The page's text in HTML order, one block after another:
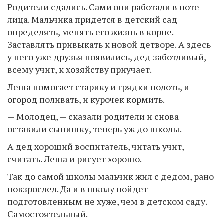
Родители сдались. Сами они работали в поте
лица. Мальчика придется в детский сад
определять, менять его жизнь в корне.
Заставлять привыкать к новой детворе. А здесь
у него уже друзья появились, дед заботливый,
всему учит, к хозяйству приучает.
Леша помогает старику и грядки полоть, и
огород поливать, и курочек кормить.
— Молодец, — сказали родители и снова
оставили сынишку, теперь уж до школы.
А дед хороший воспитатель, читать учит,
считать. Леша и рисует хорошо.
Так до самой школы мальчик жил с дедом, рано
повзрослел. Да и в школу пойдет
подготовленным не хуже, чем в детском саду.
Самостоятельный.